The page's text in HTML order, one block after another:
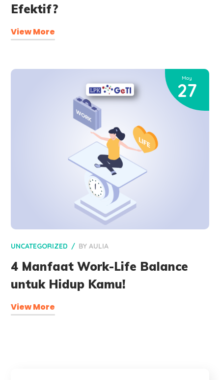
Efektif?
View More
May
27
UNCATEGORIZED BYAULIA
4 Manfaat Work-Life Balance
untuk Hidup Kamu!
View More